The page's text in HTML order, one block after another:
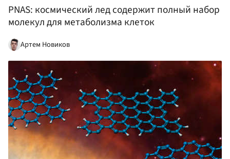
PNAS: космический лед содержит полный набор
молекул для метаболизма клеток
Артем Новиков